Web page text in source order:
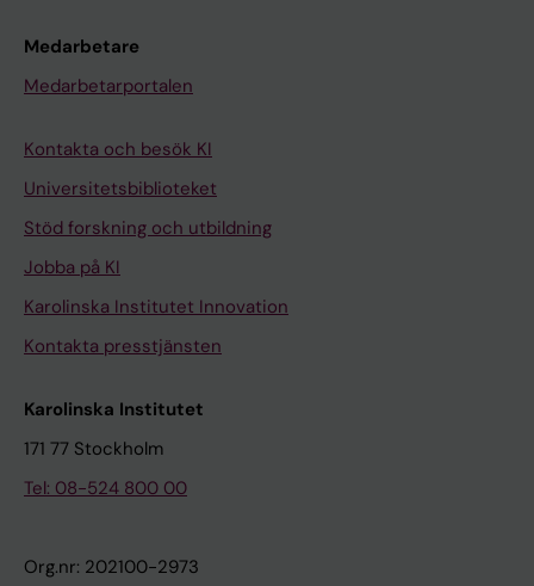
Medarbetare
Medarbetarportalen
Kontakta och besök KI
Universitetsbiblioteket
Stöd forskning och utbildning
Jobba på KI
Karolinska Institutet Innovation
Kontakta presstjänsten
Karolinska Institutet
171 77 Stockholm
Tel: 08-524 800 00
Org.nr: 202100-2973